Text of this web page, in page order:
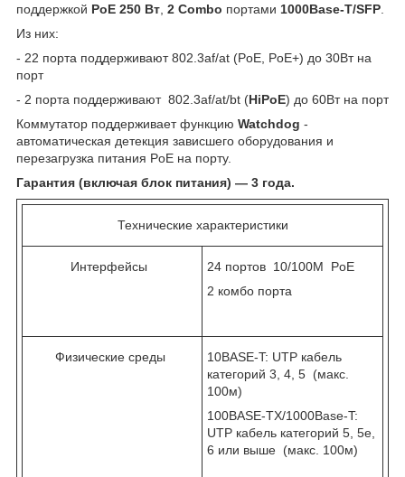
поддержкой PoE 250 Вт 2 Combo портами 1000Base-T/SFP
Из них:
- 22 порта поддерживают 802.3af/at (PoE, PoE+) до 30Вт на
порт
- 2 порта поддерживают 802.3af/at/bt (HiPoE) до 60Вт на порт
Коммутатор поддерживает функцию Watchdog -
автоматическая детекция зависшего оборудования и
перезагрузка питания PoE на порту.
Гарантия (включая блок питания) — 3 года.
Технические характеристики
Интерфейсы
24 портов 10/100M PoE
2 комбо порта
Физические среды
10BASE-T: UTP кабель
категорий 3, 4, 5 (макс.
100м)
100BASE-TX/1000Base-T:
UTP кабель категорий 5, 5e,
6 или выше (макс. 100м)